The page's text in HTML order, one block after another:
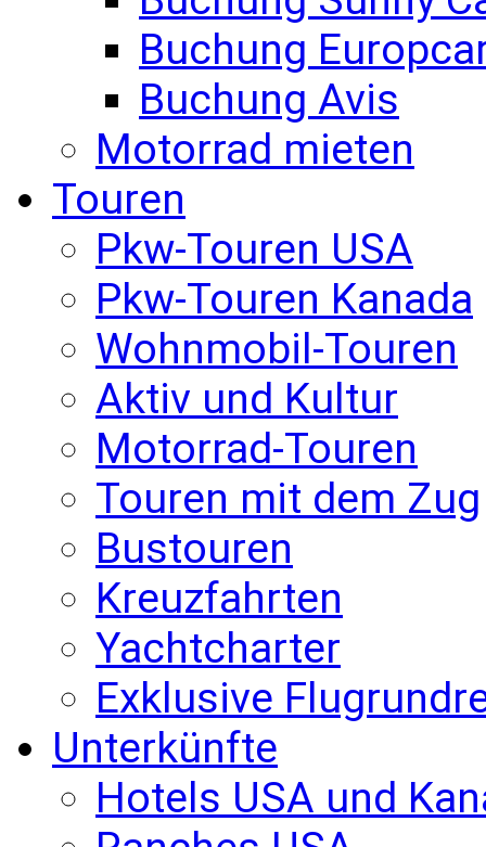
Buchung
Buchung Avis
Motorrad mieten
Touren
Pkw-Touren USA
Pkw-Touren Kanada
Wohnmobil-Touren
Aktiv und Kultur
Motorrad-Touren
Touren mit dem Zug
Bustouren
Kreuzfahrten
Yachtcharter
Exklusive
Unterkünfte
Hotels USA und